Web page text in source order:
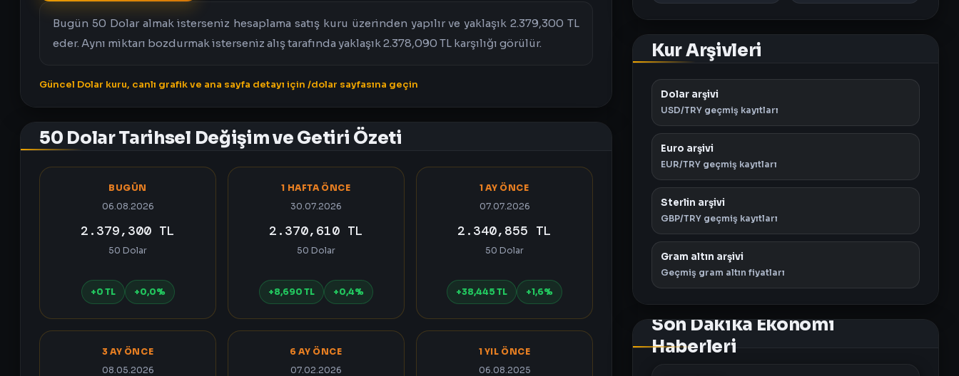
Bugün 50 Dolar almak isterseniz hesaplama satış kuru üzerinden yapılır ve yaklaşık 2.379,300 TL
eder. Aynı miktarı bozdurmak isterseniz alış tarafında yaklaşık 2.378,090 TL karşılığı görülür.
Güncel Dolar kuru, canlı grafik ve ana sayfa detayı için /dolar sayfasına geçin
50 Dolar Tarihsel Değişim ve Getiri Özeti
BUGÜN
06.08.2026
2.379,300 TL
50 Dolar
+0 TL +0,0%
1 HAFTA ÖNCE
30.07.2026
2.370,610 TL
50 Dolar
+8,690 TL +0,4%
1 AY ÖNCE
07.07.2026
2.340,855 TL
50 Dolar
+38,445 TL +1,6%
3 AY ÖNCE
08.05.2026
6 AY ÖNCE
07.02.2026
1 YIL ÖNCE
06.08.2025
Kur Arşivleri
Dolar arşivi
USD/TRY geçmiş kayıtları
Euro arşivi
EUR/TRY geçmiş kayıtları
Sterlin arşivi
GBP/TRY geçmiş kayıtları
Gram altın arşivi
Geçmiş gram altın fiyatları
Son Dakika Ekonomi
Haberleri